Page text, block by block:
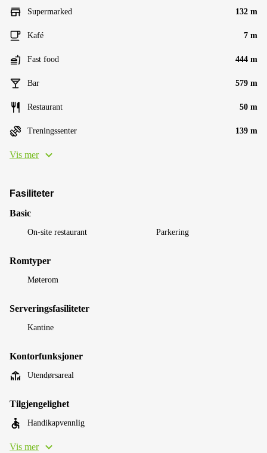
Supermarked 132 m
Kafé 7 m
Fast food 444 m
Bar 579 m
Restaurant 50 m
Treningssenter 139 m
Vis mer
Fasiliteter
Basic
On-site restaurant Parkering
Romtyper
Møterom
Serveringsfasiliteter
Kantine
Kontorfunksjoner
Utendørsareal
Tilgjengelighet
Handikapvennlig
Vis mer